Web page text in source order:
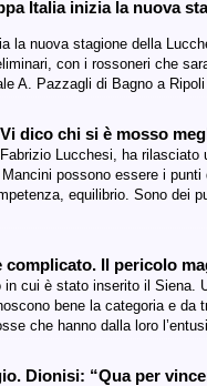
Italia inizia la nuova
la nuova stagione della
con i rossoneri che
A. Pazzagli di Bagno a
dico chi si è mosso
Lucchesi, ha
possono essere i
equilibrio. Sono dei
Il pericolo
cui è stato inserito il Siena.
bene la categoria e da
che hanno dalla loro
Dionisi: “Qua per